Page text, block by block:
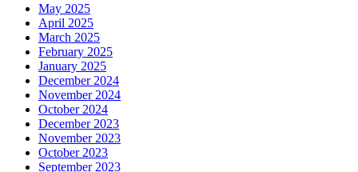
May 2025
April 2025
March 2025
February 2025
January 2025
December 2024
November 2024
October 2024
December 2023
November 2023
October 2023
September 2023